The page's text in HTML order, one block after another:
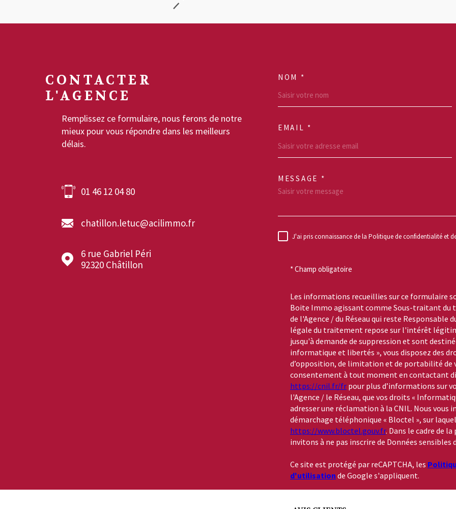
CONTACTER
L'AGENCE
Remplissez ce formulaire, nous ferons de notre
mieux pour vous répondre dans les meilleurs
délais.
01 46 12 04 80
chatillon.letuc@acilimmo.fr
6 rue Gabriel Péri
92320
Châtillon
NOM *
EMAIL *
MESSAGE *
RÈGLEMENTATION
J'ai pris connaissance de la Politique de confidentialité et
* Champ obligatoire
Les informations recueillies sur ce formulaire
Boite Immo agissant comme Sous-traitant
de l'Agence / du Réseau qui reste Responsable
légale du traitement repose sur l'intérêt
jusqu'à demande de suppression et sont
informatique et libertés », vous disposez des
d’opposition, de limitation et de portabilité de
consentement à tout moment en contactant
https://cnil.fr/fr pour plus d’informations sur
l'Agence / le Réseau, que vos droits «
adresser une réclamation à la CNIL. Nous
démarchage téléphonique « Bloctel », sur
https://www.bloctel.gouv.fr. Dans le cadre de
invitons à ne pas inscrire de Données sensibles
Ce site est protégé par reCAPTCHA, les
d'utilisation de Google s'appliquent.